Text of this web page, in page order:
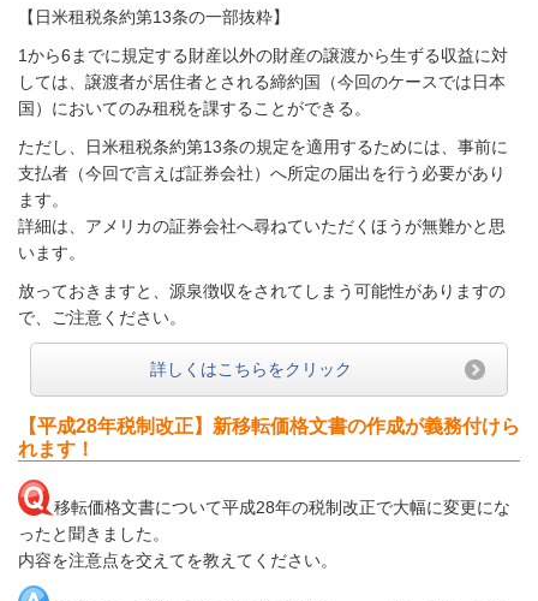
【日米租税条約第13条の一部抜粋】
1から6までに規定する財産以外の財産の譲渡から生ずる収益に対
しては、譲渡者が居住者とされる締約国（今回のケースでは日本
国）においてのみ租税を課することができる。
ただし、日米租税条約第13条の規定を適用するためには、事前に
支払者（今回で言えば証券会社）へ所定の届出を行う必要があり
ます。
詳細は、アメリカの証券会社へ尋ねていただくほうが無難かと思
います。
放っておきますと、源泉徴収をされてしまう可能性がありますの
で、ご注意ください。
詳しくはこちらをクリック
【平成28年税制改正】新移転価格文書の作成が義務付けら
れます！
移転価格文書について平成28年の税制改正で大幅に変更にな
ったと聞きました。
内容を注意点を交えてを教えてください。